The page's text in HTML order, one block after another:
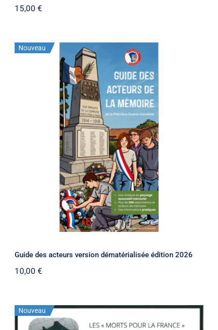
15,00 €
Nouveau
Guide des acteurs version
dématérialisée édition 2026
Guide des acteurs version dématérialisée édition 2026
10,00 €
Nouveau